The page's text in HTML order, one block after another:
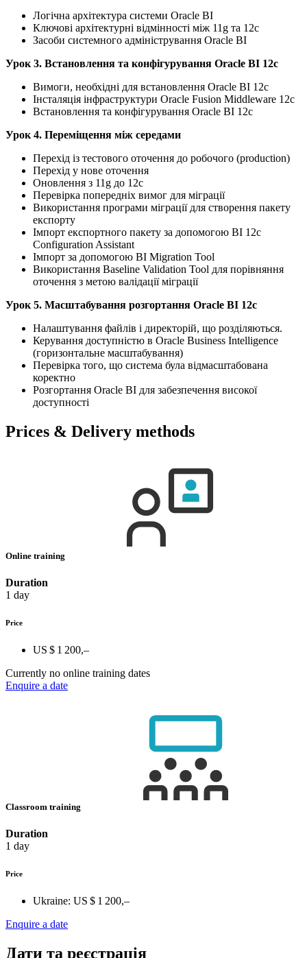
Логічна архітектура системи Oracle BI
Ключові архітектурні відмінності між 11g та 12c
Засоби системного адміністрування Oracle BI
Урок 3. Встановлення та конфігурування Oracle BI 12c
Вимоги, необхідні для встановлення Oracle BI 12c
Інсталяція інфраструктури Oracle Fusion Middleware 12c
Встановлення та конфігурування Oracle BI 12c
Урок 4. Переміщення між середами
Перехід із тестового оточення до робочого (production)
Перехід у нове оточення
Оновлення з 11g до 12c
Перевірка попередніх вимог для міграції
Використання програми міграції для створення пакету
експорту
Імпорт експортного пакету за допомогою BI 12c
Configuration Assistant
Імпорт за допомогою BI Migration Tool
Використання Baseline Validation Tool для порівняння
оточення з метою валідації міграції
Урок 5. Масштабування розгортання Oracle BI 12c
Налаштування файлів і директорій, що розділяються.
Керування доступністю в Oracle Business Intelligence
(горизонтальне масштабування)
Перевірка того, що система була відмасштабована
коректно
Розгортання Oracle BI для забезпечення високої
доступності
Prices & Delivery methods
Online training
Duration
1 day
Price
US $ 1 200,–
Currently no online training dates
Enquire a date
Classroom training
Duration
1 day
Price
Ukraine: US $ 1 200,–
Enquire a date
Дати та реєстрація